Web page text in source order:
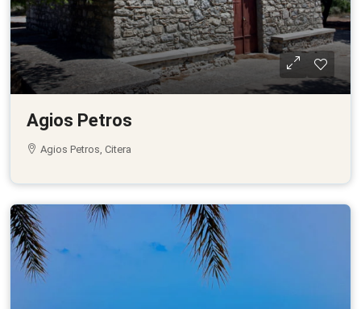
Agios Petros
Agios Petros, Citera